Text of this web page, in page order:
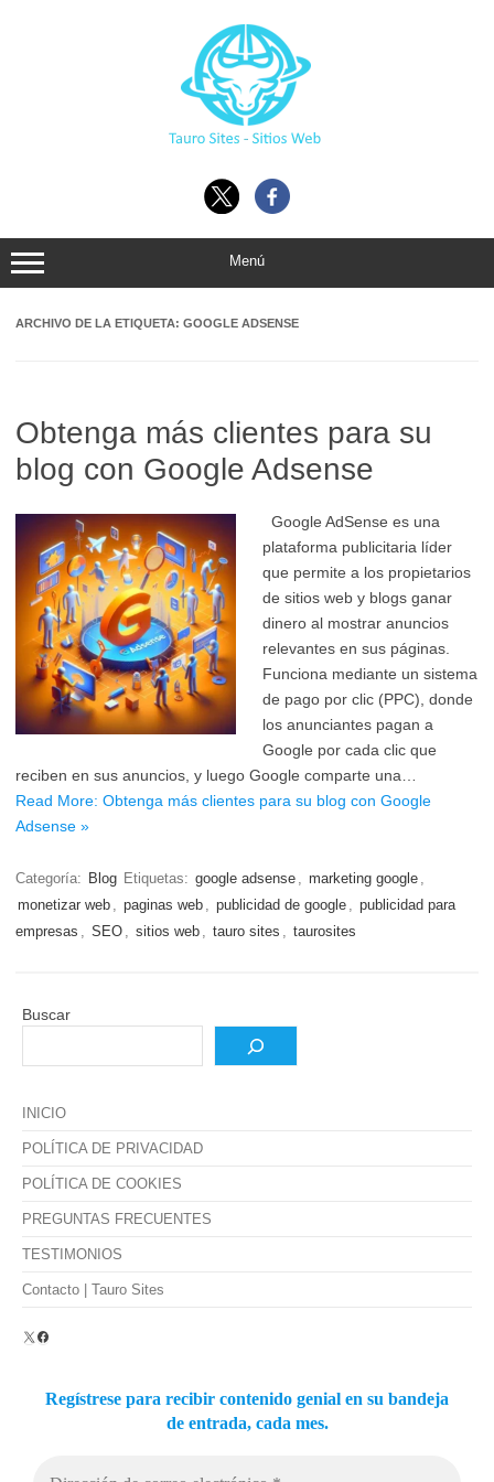
Menú
ARCHIVO DE LA ETIQUETA: GOOGLE ADSENSE
Obtenga más clientes para su
blog con Google Adsense
Google AdSense es una
plataforma publicitaria líder
que permite a los propietarios
de sitios web y blogs ganar
dinero al mostrar anuncios
relevantes en sus páginas.
Funciona mediante un sistema
de pago por clic (PPC), donde
los anunciantes pagan a
Google por cada clic que
reciben en sus anuncios, y luego Google comparte una…
Read More: Obtenga más clientes para su blog con Google
Adsense »
Categoría: Blog Etiquetas: google adsense , marketing google ,
monetizar web , paginas web , publicidad de google , publicidad para
empresas , SEO , sitios web , tauro sites , taurosites
Buscar
INICIO
POLÍTICA DE PRIVACIDAD
POLÍTICA DE COOKIES
PREGUNTAS FRECUENTES
TESTIMONIOS
Contacto | Tauro Sites
X Facebook
Regístrese para recibir contenido genial en su bandeja
de entrada, cada mes.